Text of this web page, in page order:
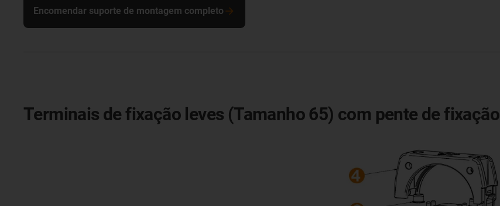
Encomendar suporte de montagem completo
Terminais de fixação leves (Tamanho 65) com pente de fixação